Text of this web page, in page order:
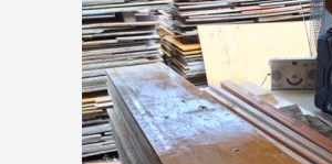
e
b
o
o